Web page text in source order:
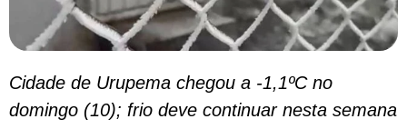
Cidade de Urupema chegou a -1,1ºC no
domingo (10); frio deve continuar nesta semana